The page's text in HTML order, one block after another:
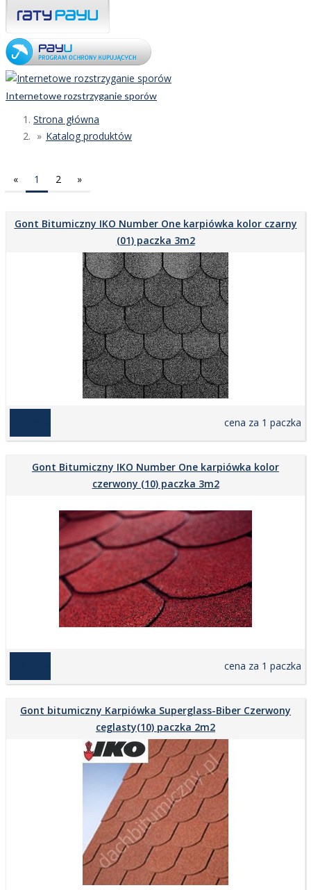
Internetowe rozstrzyganie sporów
Strona główna
Katalog produktów
« 1 2 »
Gont Bitumiczny IKO Number One karpiówka kolor czarny
(01) paczka 3m2
cena za 1 paczka
Gont Bitumiczny IKO Number One karpiówka kolor
czerwony (10) paczka 3m2
cena za 1 paczka
Gont bitumiczny Karpiówka Superglass-Biber Czerwony
ceglasty(10) paczka 2m2